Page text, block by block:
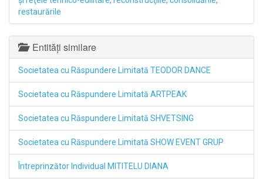
restaurările
Entități similare
Societatea cu Răspundere Limitată TEODOR DANCE
Societatea cu Răspundere Limitată ARTPEAK
Societatea cu Răspundere Limitată SHVETSING
Societatea cu Răspundere Limitată SHOW EVENT GRUP
Întreprinzător Individual MITITELU DIANA